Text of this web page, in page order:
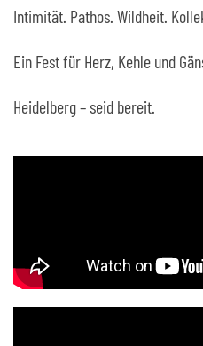
Intimität. Pathos. Wildheit.
Ein Fest für Herz, Kehle und
Heidelberg – seid bereit.